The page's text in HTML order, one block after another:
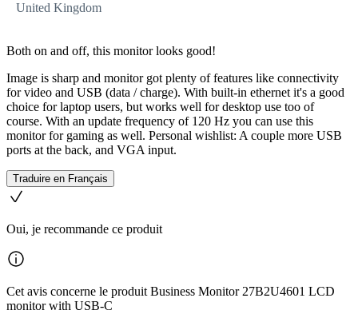
United Kingdom
Both on and off, this monitor looks good!
Image is sharp and monitor got plenty of features like connectivity
for video and USB (data / charge). With built-in ethernet it's a good
choice for laptop users, but works well for desktop use too of
course. With an update frequency of 120 Hz you can use this
monitor for gaming as well. Personal wishlist: A couple more USB
ports at the back, and VGA input.
Traduire en Français
Oui, je recommande ce produit
Cet avis concerne le produit Business Monitor 27B2U4601 LCD
monitor with USB-C